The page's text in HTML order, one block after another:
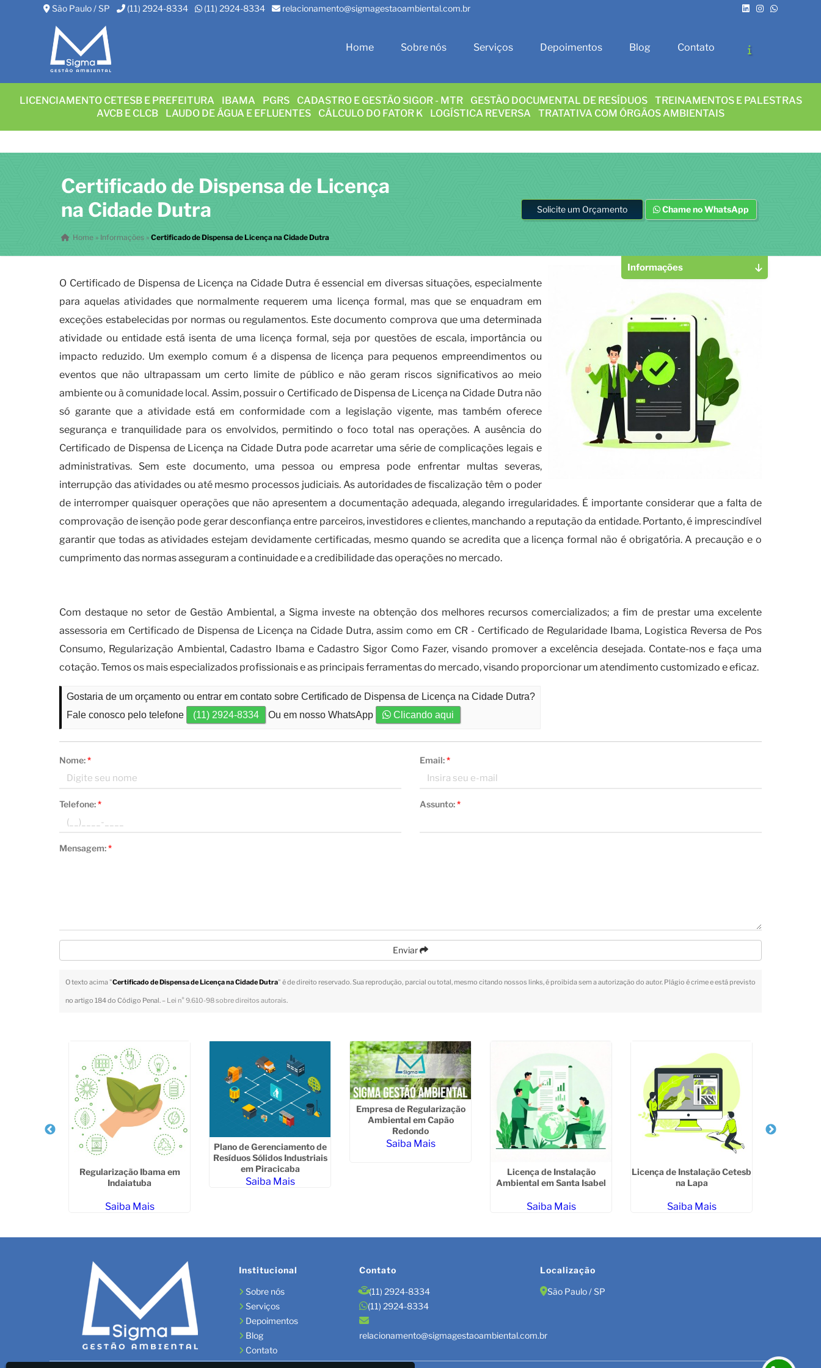
São Paulo / SP (11) 2924-8334 (11) 2924-8334 relacionamento@sigmagestaoambiental.com.br
Home Sobre nós Serviços Depoimentos Blog Contato
LICENCIAMENTO CETESB E PREFEITURA IBAMA PGRS CADASTRO E GESTÃO SIGOR - MTR GESTÃO DOCUMENTAL DE RESÍDUOS
TREINAMENTOS E PALESTRAS
AVCB E CLCB
LAUDO DE ÁGUA E EFLUENTES CÁLCULO DO FATOR K LOGÍSTICA REVERSA TRATATIVA COM ÓRGÃOS AMBIENTAIS
Certificado de Dispensa de Licença
na Cidade Dutra
Home » Informações »Certificado de Dispensa de Licença na Cidade Dutra
Solicite um Orçamento Chame no WhatsApp
O Certificado de Dispensa de Licença na Cidade Dutra é essencial em diversas situações, especialmente
para aquelas atividades que normalmente requerem uma licença formal, mas que se enquadram em
exceções estabelecidas por normas ou regulamentos. Este documento comprova que uma determinada
atividade ou entidade está isenta de uma licença formal, seja por questões de escala, importância ou
impacto reduzido. Um exemplo comum é a dispensa de licença para pequenos empreendimentos ou
eventos que não ultrapassam um certo limite de público e não geram riscos significativos ao meio
ambiente ou à comunidade local. Assim, possuir o Certificado de Dispensa de Licença na Cidade Dutra não
só garante que a atividade está em conformidade com a legislação vigente, mas também oferece
segurança e tranquilidade para os envolvidos, permitindo o foco total nas operações. A ausência do
Certificado de Dispensa de Licença na Cidade Dutra pode acarretar uma série de complicações legais e
administrativas. Sem este documento, uma pessoa ou empresa pode enfrentar multas severas,
interrupção das atividades ou até mesmo processos judiciais. As autoridades de fiscalização têm o poder
de interromper quaisquer operações que não apresentem a documentação adequada, alegando irregularidades. É importante considerar que a falta de
comprovação de isenção pode gerar desconfiança entre parceiros, investidores e clientes, manchando a reputação da entidade. Portanto, é imprescindível
garantir que todas as atividades estejam devidamente certificadas, mesmo quando se acredita que a licença formal não é obrigatória. A precaução e o
cumprimento das normas asseguram a continuidade e a credibilidade das operações no mercado.
Com destaque no setor de Gestão Ambiental, a Sigma investe na obtenção dos melhores recursos comercializados; a fim de prestar uma excelente
assessoria em Certificado de Dispensa de Licença na Cidade Dutra, assim como em CR - Certificado de Regularidade Ibama, Logistica Reversa de Pos
Consumo, Regularização Ambiental, Cadastro Ibama e Cadastro Sigor Como Fazer, visando promover a excelência desejada. Contate-nos e faça uma
cotação. Temos os mais especializados profissionais e as principais ferramentas do mercado, visando proporcionar um atendimento customizado e eficaz.
Gostaria de um orçamento ou entrar em contato sobre Certificado de Dispensa de Licença na Cidade Dutra?
Fale conosco pelo telefone
(11) 2924-8334 Ou em nosso WhatsApp Clicando aqui
Nome:* Email:*
Telefone:* Assunto:*
Mensagem:*
Enviar
O texto acima "Certificado de Dispensa de Licença na Cidade Dutra" é de direito reservado. Sua reprodução, parcial ou total, mesmo citando nossos links, é proibida sem a autorização do autor. Plágio é crime e está previsto
no artigo 184 do Código Penal. – Lei n° 9.610-98 sobre direitos autorais.
Informações
Regularização Ibama em
Indaiatuba
Saiba Mais
Plano de Gerenciamento de
Resíduos Sólidos Industriais
em Piracicaba
Saiba Mais
Empresa de Regularização
Ambiental em Capão
Redondo
Saiba Mais
Licença de Instalação
Ambiental em Santa Isabel
Saiba Mais
Licença de Instalação Cetesb
na Lapa
Saiba Mais
Institucional
Sobre nós
Serviços
Depoimentos
Blog
Contato
Contato
(11) 2924-8334
(11) 2924-8334
relacionamento@sigmagestaoambiental.com.br
Localização
São Paulo / SP